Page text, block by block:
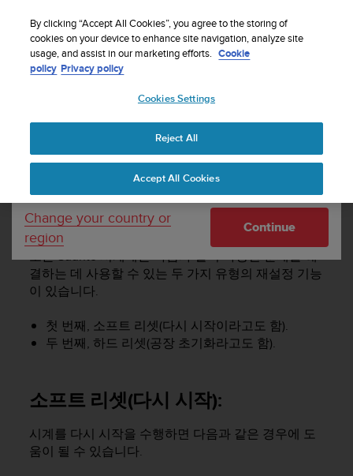
시계 재설정
시계 재설정
모든 Suunto 시계에는 다음과 같이 다양한 문제를 해
결하는 데 사용할 수 있는 두 가지 유형의 재설정 기능
이 있습니다.
첫 번째, 소프트 리셋(다시 시작이라고도 함).
두 번째, 하드 리셋(공장 초기화라고도 함).
소프트 리셋(다시 시작):
시계를 다시 시작을 수행하면 다음과 같은 경우에 도
움이 될 수 있습니다.
Your country or region:
United States
Currency: $ (USD)
Shipping only to United States
Change your country or
region
Continue
By clicking “Accept All Cookies”, you agree to the storing of
cookies on your device to enhance site navigation, analyze site
usage, and assist in our marketing efforts. Cookie
policy Privacy policy
Cookies Settings
Reject All
Accept All Cookies